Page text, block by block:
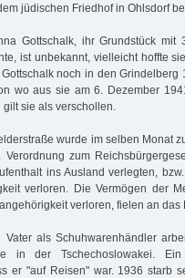
jüdischen Friedhof in Ohlsdorf
Gottschalk, ihr Grundstück mit
ist unbekannt, vielleicht hoffte
noch in den
wo aus sie am 6. Dezember
sie als verschollen.
wurde im selben Monat
zum
ins Ausland verlegten,
verloren. Die Vermögen der
verloren, fielen an das
als Schuhwarenhändler
in der Tschechoslowakei.
er "auf Reisen" war. 1936 starb